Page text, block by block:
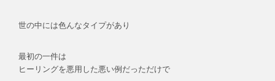
世の中には色んなタイプがあり
最初の一件は
ヒーリングを悪用した悪い例だっただけで